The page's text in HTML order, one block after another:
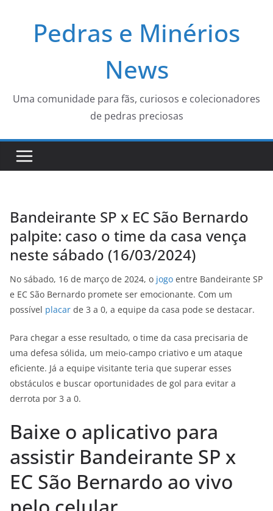
Pedras e Minérios
News
Uma comunidade para fãs, curiosos e colecionadores
de pedras preciosas
Bandeirante SP x EC São Bernardo
palpite: caso o time da casa vença
neste sábado (16/03/2024)
No sábado, 16 de março de 2024, o jogo entre Bandeirante SP
e EC São Bernardo promete ser emocionante. Com um
possível placar de 3 a 0, a equipe da casa pode se destacar.
Para chegar a esse resultado, o time da casa precisaria de
uma defesa sólida, um meio-campo criativo e um ataque
eficiente. Já a equipe visitante teria que superar esses
obstáculos e buscar oportunidades de gol para evitar a
derrota por 3 a 0.
Baixe o aplicativo para
assistir Bandeirante SP x
EC São Bernardo ao vivo